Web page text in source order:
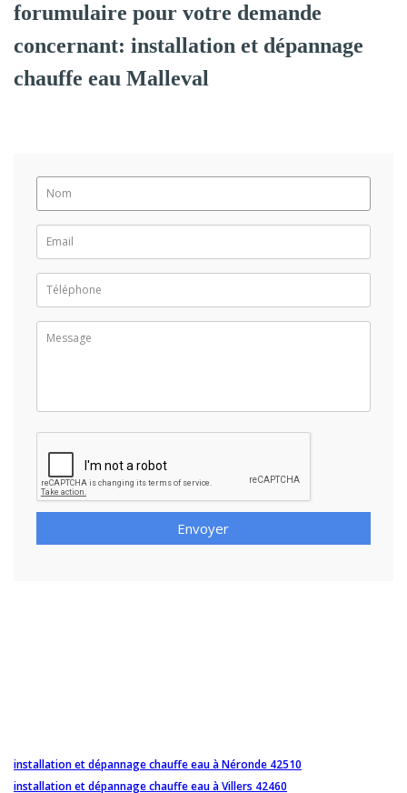
forumulaire pour votre demande
concernant: installation et dépannage
chauffe eau Malleval
Envoyer
installation et dépannage chauffe eau à Néronde 42510
installation et dépannage chauffe eau à Villers 42460